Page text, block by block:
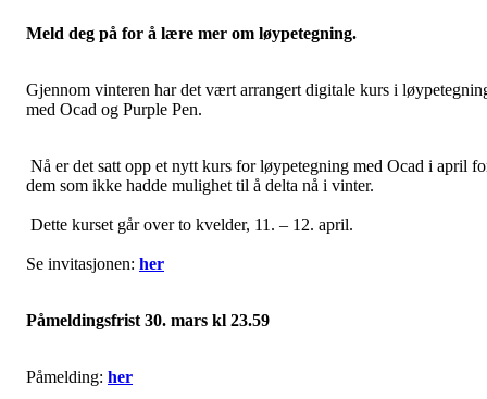
Meld deg på for å lære mer om løypetegning.
Gjennom vinteren har det vært arrangert digitale kurs i
med Ocad og Purple Pen.
Nå er det satt opp et nytt kurs for løypetegning med Ocad i april
dem som ikke hadde mulighet til å delta nå i vinter.
Dette kurset går over to kvelder, 11. – 12. april.
Se invitasjonen: her
Påmeldingsfrist 30. mars kl 23.59
Påmelding: her